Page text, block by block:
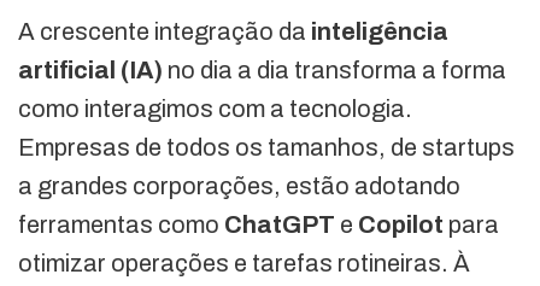
A crescente integração da inteligência
artificial (IA) no dia a dia transforma a forma
como interagimos com a tecnologia.
Empresas de todos os tamanhos, de startups
a grandes corporações, estão adotando
ferramentas como ChatGPT e Copilot para
otimizar operações e tarefas rotineiras. À